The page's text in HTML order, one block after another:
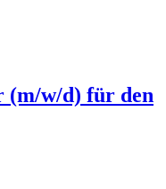
(m/w/d) für den